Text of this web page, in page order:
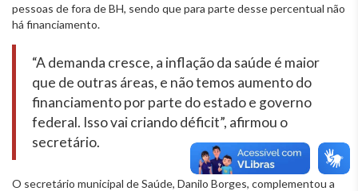
pessoas de fora de BH, sendo que para parte desse percentual não
há financiamento.
“A demanda cresce, a inflação da saúde é maior
que de outras áreas, e não temos aumento do
financiamento por parte do estado e governo
federal. Isso vai criando déficit”, afirmou o
secretário.
O secretário municipal de Saúde, Danilo Borges, complementou a